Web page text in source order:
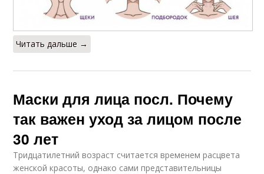
Читать дальше →
Маски для лица посл. Почему
так важен уход за лицом после
30 лет
Тридцатилетний возраст считается временем расцвета
женской красоты, однако сами представительницы